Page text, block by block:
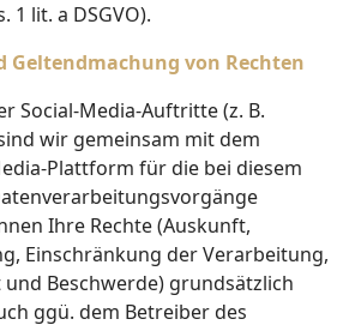
1 lit. a DSGVO).
von Rechten
Social-Media-Auftritte (z. B.
wir gemeinsam mit dem
Plattform für die bei diesem
Ihre Rechte (Auskunft,
Einschränkung der Verarbeitung,
Beschwerde) grundsätzlich
ggü. dem Betreiber des